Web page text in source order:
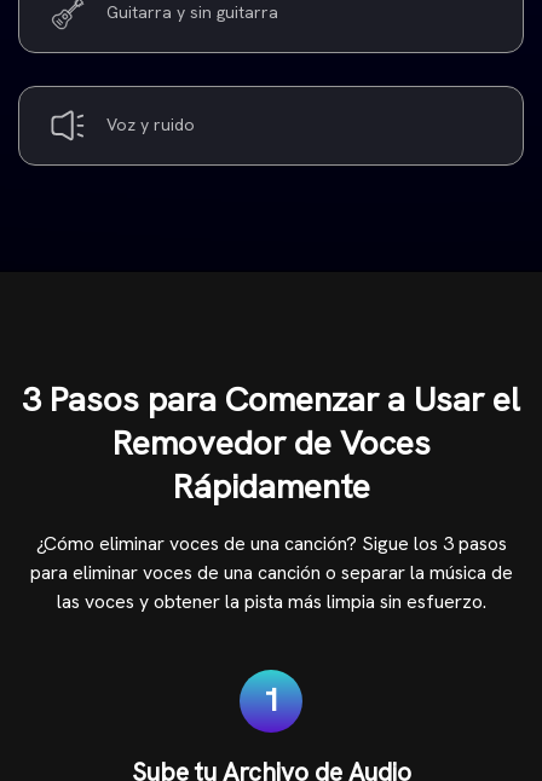
Guitarra y sin guitarra
Voz y ruido
3 Pasos para Comenzar a Usar el
Removedor de Voces
Rápidamente
¿Cómo eliminar voces de una canción? Sigue los 3 pasos
para eliminar voces de una canción o separar la música de
las voces y obtener la pista más limpia sin esfuerzo.
1
Sube tu Archivo de Audio